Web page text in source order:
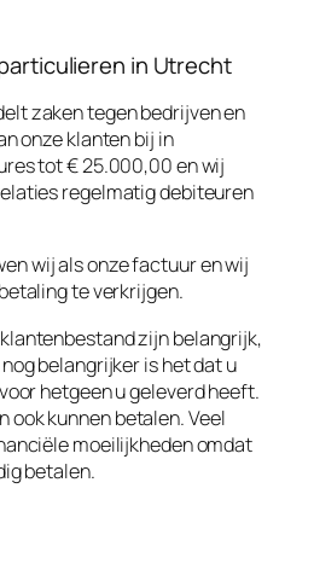
in Utrecht
zaken tegen bedrijven en
onze klanten bij in
tot € 25.000,00 en wij
regelmatig debiteuren
wij als onze factuur en wij
te verkrijgen.
zijn belangrijk,
belangrijker is het dat u
hetgeen u geleverd heeft.
ook kunnen betalen. Veel
moeilijkheden omdat
betalen.